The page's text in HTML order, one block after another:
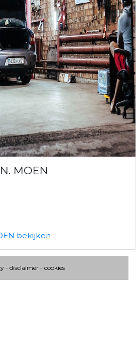
MOEN
bekijken
- disclaimer - cookies